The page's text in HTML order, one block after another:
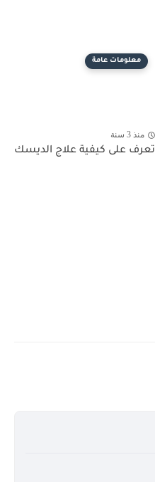
معلومات عامة
منذ 3 سنة
تعرف على كيفية علاج الديسك